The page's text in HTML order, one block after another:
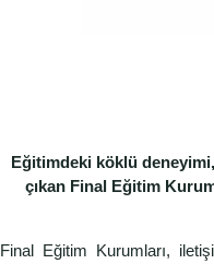
Eğitimdeki köklü
çıkan Final Eğitim
Final Eğitim Kurumları,